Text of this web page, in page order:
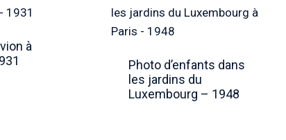
à
Photo d’enfants dans
les jardins du
Luxembourg – 1948